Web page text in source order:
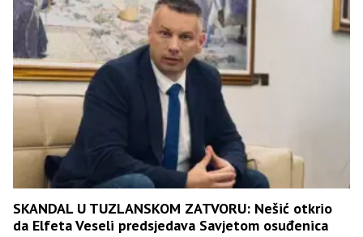
SKANDAL U TUZLANSKOM ZATVORU: Nešić otkrio
da Elfeta Veseli predsjedava Savjetom osuđenica